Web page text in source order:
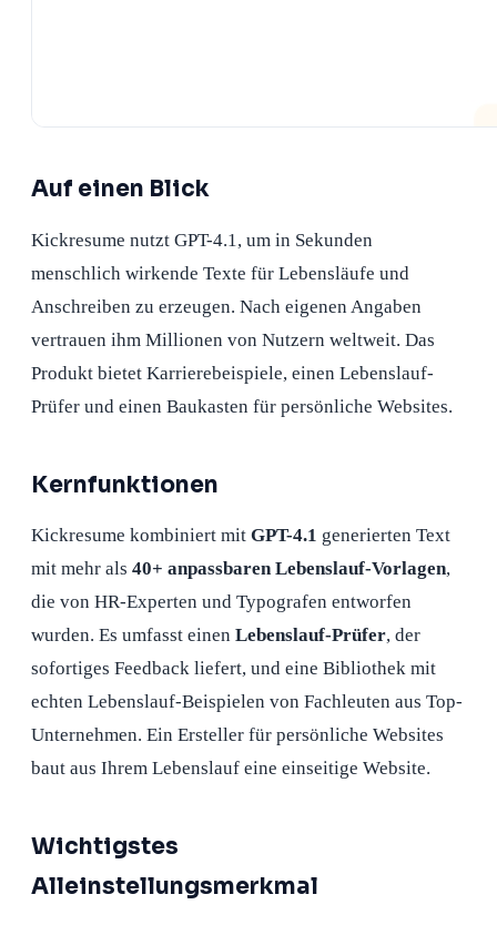
Auf einen Blick
Kickresume nutzt GPT-4.1, um in Sekunden
menschlich wirkende Texte für Lebensläufe und
Anschreiben zu erzeugen. Nach eigenen Angaben
vertrauen ihm Millionen von Nutzern weltweit. Das
Produkt bietet Karrierebeispiele, einen Lebenslauf-
Prüfer und einen Baukasten für persönliche Websites.
Kernfunktionen
Kickresume kombiniert mit GPT-4.1 generierten Text
mit mehr als 40+ anpassbaren Lebenslauf-Vorlagen,
die von HR-Experten und Typografen entworfen
wurden. Es umfasst einen Lebenslauf-Prüfer, der
sofortiges Feedback liefert, und eine Bibliothek mit
echten Lebenslauf-Beispielen von Fachleuten aus Top-
Unternehmen. Ein Ersteller für persönliche Websites
baut aus Ihrem Lebenslauf eine einseitige Website.
Wichtigstes
Alleinstellungsmerkmal